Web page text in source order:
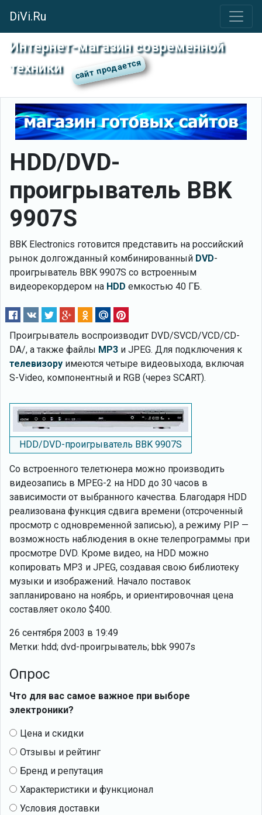
DiVi.Ru
Интернет-магазин современной
техники
HDD/DVD-
проигрыватель BBK
9907S
BBK Electronics готовится представить на российский
рынок долгожданный комбинированный DVD-
проигрыватель BBK 9907S со встроенным
видеорекордером на HDD емкостью 40 ГБ.
Проигрыватель воспроизводит DVD/SVCD/VCD/CD-
DA/, а также файлы MP3 и JPEG. Для подключения к
телевизору имеются четыре видеовыхода, включая
S-Video, компонентный и RGB (через SCART).
HDD/DVD-проигрыватель BBK 9907S
Со встроенного телетюнера можно производить
видеозапись в MPEG-2 на HDD до 30 часов в
зависимости от выбранного качества. Благодаря HDD
реализована функция сдвига времени (отсроченный
просмотр с одновременной записью), а режиму PIP —
возможность наблюдения в окне телепрограммы при
просмотре DVD. Кроме видео, на HDD можно
копировать MP3 и JPEG, создавая свою библиотеку
музыки и изображений. Начало поставок
запланировано на ноябрь, и ориентировочная цена
составляет около $400.
26 сентября 2003 в 19:49
Метки: hdd; dvd-проигрыватель; bbk 9907s
Опрос
Что для вас самое важное при выборе
электроники?
Цена и скидки
Отзывы и рейтинг
Бренд и репутация
Характеристики и функционал
Условия доставки